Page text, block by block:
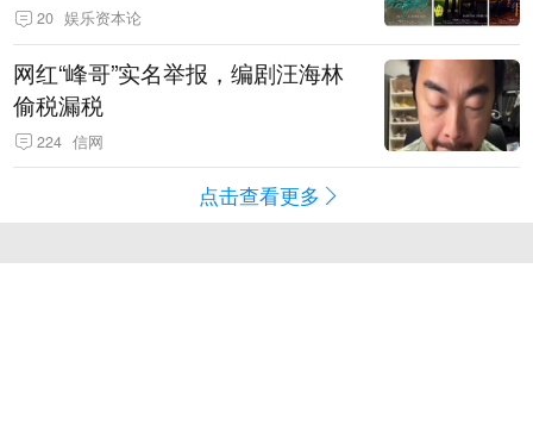
20 娱乐资本论
网红“峰哥”实名举报，编剧汪海林
偷税漏税
224 信网
点击查看更多